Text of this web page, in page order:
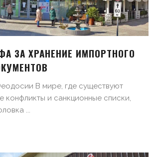
ЗА ХРАНЕНИЕ ИМПОРТНОГО
В мире, где существуют
конфликты и санкционные списки,
...